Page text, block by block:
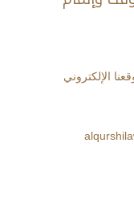
الإلكتروني